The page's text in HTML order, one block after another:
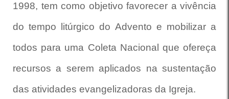
1998, tem como objetivo favorecer a vivência
do tempo litúrgico do Advento e mobilizar a
todos para uma Coleta Nacional que ofereça
recursos a serem aplicados na sustentação
das atividades evangelizadoras da Igreja.